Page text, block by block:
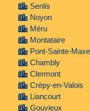
Senlis
Noyon
Méru
Montataire
Pont-Sainte-
Chambly
Clermont
Crépy-en-Valois
Liancourt
Gouvieux